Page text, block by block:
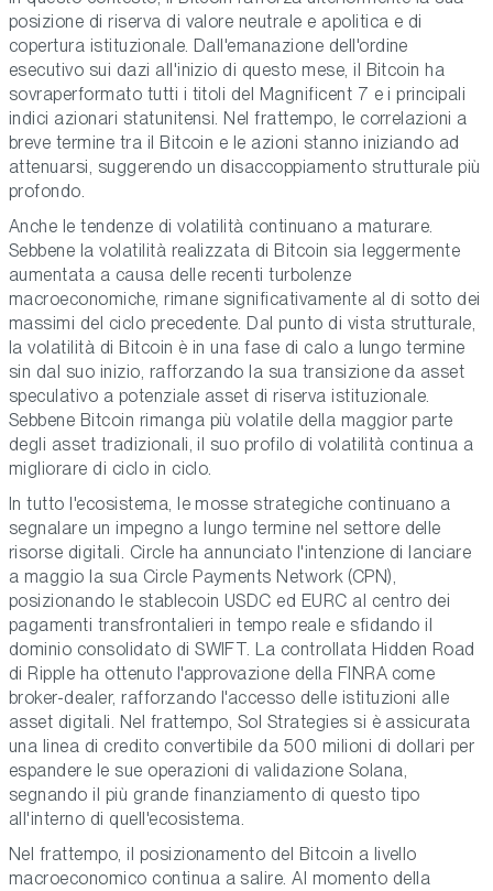
posizione di riserva di valore neutrale e apolitica e di
copertura istituzionale. Dall'emanazione dell'ordine
esecutivo sui dazi all'inizio di questo mese, il Bitcoin ha
sovraperformato tutti i titoli del Magnificent 7 e i principali
indici azionari statunitensi. Nel frattempo, le correlazioni a
breve termine tra il Bitcoin e le azioni stanno iniziando ad
attenuarsi, suggerendo un disaccoppiamento strutturale più
profondo.
Anche le tendenze di volatilità continuano a maturare.
Sebbene la volatilità realizzata di Bitcoin sia leggermente
aumentata a causa delle recenti turbolenze
macroeconomiche, rimane significativamente al di sotto dei
massimi del ciclo precedente. Dal punto di vista strutturale,
la volatilità di Bitcoin è in una fase di calo a lungo termine
sin dal suo inizio, rafforzando la sua transizione da asset
speculativo a potenziale asset di riserva istituzionale.
Sebbene Bitcoin rimanga più volatile della maggior parte
degli asset tradizionali, il suo profilo di volatilità continua a
migliorare di ciclo in ciclo.
In tutto l'ecosistema, le mosse strategiche continuano a
segnalare un impegno a lungo termine nel settore delle
risorse digitali. Circle ha annunciato l'intenzione di lanciare
a maggio la sua Circle Payments Network (CPN),
posizionando le stablecoin USDC ed EURC al centro dei
pagamenti transfrontalieri in tempo reale e sfidando il
dominio consolidato di SWIFT. La controllata Hidden Road
di Ripple ha ottenuto l'approvazione della FINRA come
broker-dealer, rafforzando l'accesso delle istituzioni alle
asset digitali. Nel frattempo, Sol Strategies si è assicurata
una linea di credito convertibile da 500 milioni di dollari per
espandere le sue operazioni di validazione Solana,
segnando il più grande finanziamento di questo tipo
all'interno di quell'ecosistema.
Nel frattempo, il posizionamento del Bitcoin a livello
macroeconomico continua a salire. Al momento della